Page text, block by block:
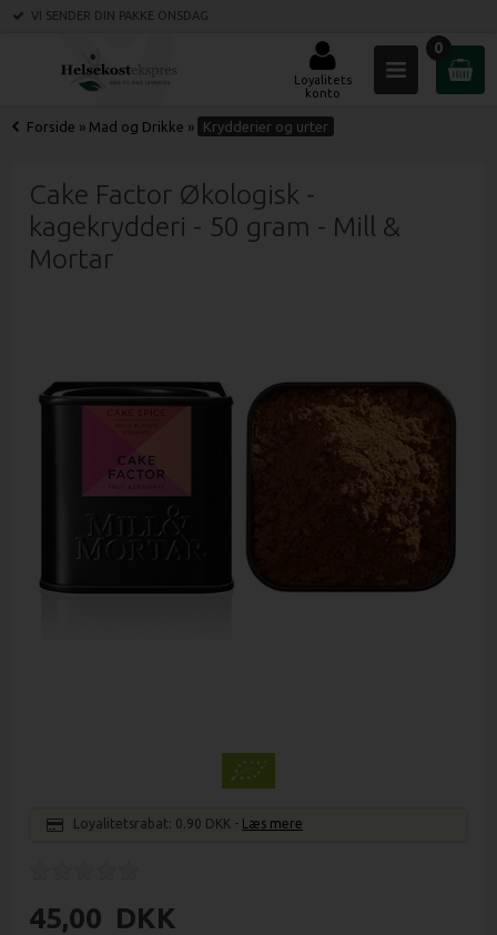
VI SENDER DIN PAKKE ONSDAG
0
Loyalitets
konto
Forside » Mad og Drikke » Krydderier og urter
Cake Factor Økologisk -
kagekrydderi - 50 gram - Mill &
Mortar
Loyalitetsrabat: 0.90 DKK - Læs mere
45,00 DKK